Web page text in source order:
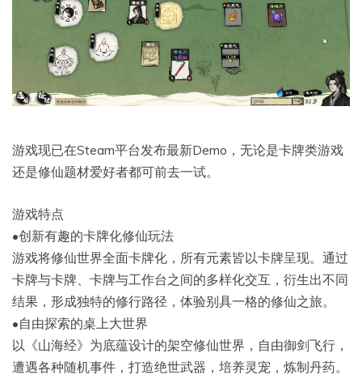
游戏现已在Steam平台发布最新Demo，无论是卡牌类游戏
还是修仙题材爱好者都可前去一试。
游戏特点
•创新有趣的卡牌化修仙玩法
游戏将修仙世界全面卡牌化，所有元素皆以卡牌呈现。通过
卡牌与卡牌、卡牌与工作台之间的多样化交互，衍生出不同
结果，形成独特的修行路径，体验别具一格的修仙之旅。
•自由探索的桌上大世界
以《山海经》为底蕴设计的架空修仙世界，自由御剑飞行，
遭遇各种随机事件，打造绝世武器，培养灵宠，炼制丹药。